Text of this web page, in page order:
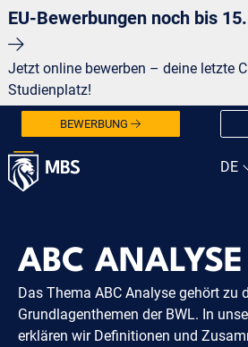
EU-Bewerbungen noch bis
Jetzt online bewerben – deine letzte
Studienplatz!
BEWERBUNG
ABC ANALYSE
Das Thema ABC Analyse gehört zu
Grundlagenthemen der BWL. In
erklären wir Definitionen und